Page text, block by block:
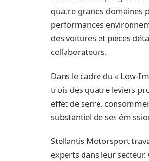
quatre grands domaines
performances
des voitures et pièces
collaborateurs.
Dans le cadre du « Low-
trois des quatre leviers
effet de serre,
substantiel de ses
Stellantis Motorsport
experts dans leur